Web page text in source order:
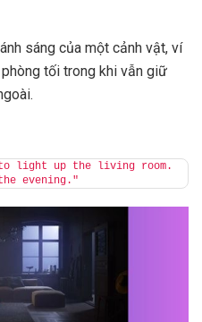
sáng của một cảnh vật, ví
tối trong khi vẫn giữ
light up the living room.
evening."